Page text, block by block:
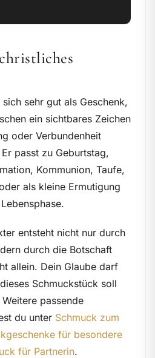
sehr gut als Geschenk,
ein sichtbares Zeichen
oder Verbundenheit
passt zu Geburtstag,
Kommunion, Taufe,
als kleine Ermutigung
entsteht nicht nur durch
durch die Botschaft
allein. Dein Glaube darf
Schmuckstück soll
passende
du unter Schmuck zum
für besondere
für Partnerin.